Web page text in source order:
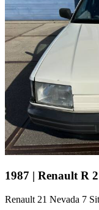
1987 | Renault R
Renault 21 Nevada 7